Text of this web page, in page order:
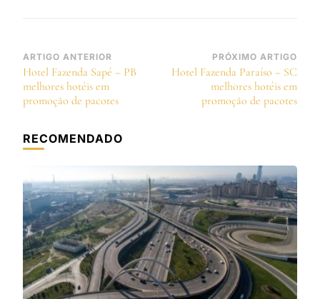
Navegação
de
post
ARTIGO ANTERIOR
Hotel Fazenda Sapé – PB
melhores hotéis em
promoção de pacotes
PRÓXIMO ARTIGO
Hotel Fazenda Paraíso – SC
melhores hotéis em
promoção de pacotes
RECOMENDADO